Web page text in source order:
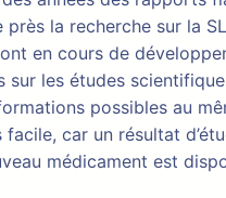
la recherche sur la
en cours de
sur les études
possibles au
car un résultat
médicament est